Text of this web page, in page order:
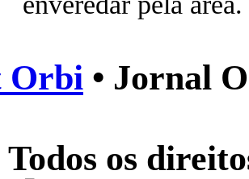
Orbi • Jornal
os